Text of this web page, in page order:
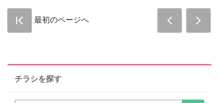
最初のページへ
チラシを探す